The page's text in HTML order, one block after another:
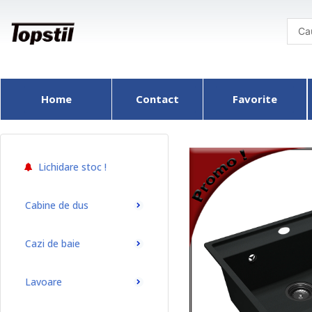
content
Home Contact Favorite
Lichidare stoc !
Cabine de dus
Cazi de baie
Lavoare